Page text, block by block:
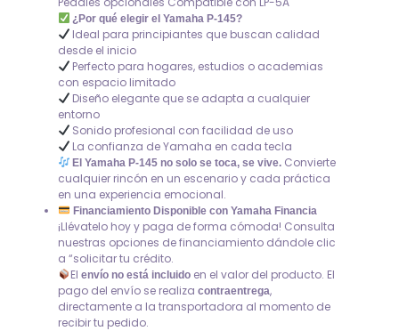
¿Por qué elegir el Yamaha P-145?
Ideal para principiantes que buscan calidad
desde el inicio
Perfecto para hogares, estudios o academias
con espacio limitado
Diseño elegante que se adapta a cualquier
entorno
Sonido profesional con facilidad de uso
La confianza de Yamaha en cada tecla
El Yamaha P-145 no solo se toca, se vive.Convierte
cualquier rincón en un escenario y cada práctica
en una experiencia emocional.
Financiamiento Disponible con Yamaha Financia
¡Llévatelo hoy y paga de forma cómoda! Consulta
nuestras opciones de financiamiento dándole clic
a “solicitar tu crédito.
El envío no está incluidoen el valor del producto. El
pago del envío se realiza contraentrega,
directamente a la transportadora al momento de
recibir tu pedido.